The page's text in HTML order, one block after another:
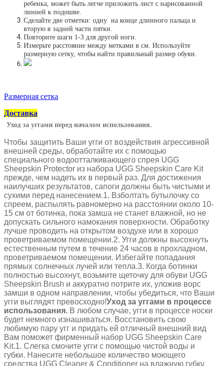
ребенка, может быть легче приложить лист с нарисованной
линией к подошве.
Сделайте две отметки: одну на конце длинного пальца и
вторую в задней части пятки.
Повторите шаги 1-3 для другой ноги.
Измерьте расстояние между метками в см. Используйте
размерную сетку, чтобы найти правильный размер обуви.
Размерная сетка
Доставка
Уход за уггами перед началом использования.
Чтобы защитить Ваши угги от воздействия агрессивной
внешней среды, обработайте их с помощью
специального водоотталкивающего спрея UGG
Sheepskin Protector из набора UGG Sheepskin Care Kit
прежде, чем надеть их в первый раз. Для достижения
наилучших результатов, сапоги должны быть чистыми и
сухими перед нанесением.1. Взболтать бутылочку со
спреем, распылять равномерно на расстоянии около 10-
15 см от ботинка, пока замша не станет влажной, но не
допускать сильного намокания поверхности. Обработку
лучше проводить на открытом воздухе или в хорошо
проветриваемом помещении.2. Угги должны высохнуть
естественным путем в течение 24 часов в прохладном,
проветриваемом помещении. Избегайте попадания
прямых солнечных лучей или тепла.3. Когда ботинки
полностью высохнут, возьмите щеточку для обуви UGG
Sheepskin Brush и аккуратно потрите их, уложив ворс
замши в одном направлении, чтобы убедиться, что Ваши
угги выглядят превосходно!Уход за уггами в процессе
использования. В любом случае, угги в процессе носки
будет немного изнашиваться. Восстановить свою
любимую пару угг и придать ей отличный внешний вид
Вам поможет фирменный набор UGG Sheepskin Care
Kit.1. Слегка смочите угги с помощью чистой воды и
губки. Нанесите небольшое количество моющего
средства UGG Cleaner & Conditioner на влажную губку.